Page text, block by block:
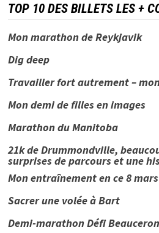
TOP 10 DES BILLETS LES +
Mon marathon de Reykjavik
Dig deep
Travailler fort autrement –
Mon demi de filles en images
Marathon du Manitoba
21k de Drummondville,
surprises de parcours et une
Mon entraînement en ce 8 mars
Sacrer une volée à Bart
Demi-marathon Défi Beauceron